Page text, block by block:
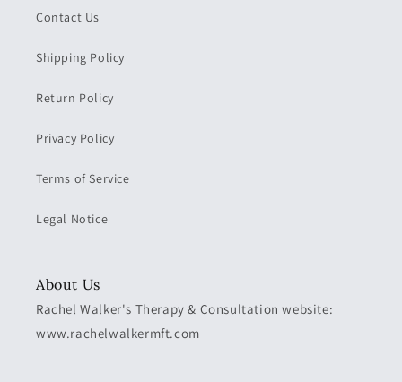
Contact Us
Shipping Policy
Return Policy
Privacy Policy
Terms of Service
Legal Notice
About Us
Rachel Walker's Therapy & Consultation website:
www.rachelwalkermft.com